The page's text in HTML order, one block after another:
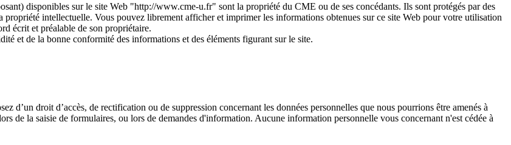
disponibles sur le site Web "http://www.cme-u.fr" sont la propriété du CME ou de ses concédants. Ils sont protégés par des
intellectuelle. Vous pouvez librement afficher et imprimer les informations obtenues sur ce site Web pour votre utilisation
écrit et préalable de son propriétaire.
et de la bonne conformité des informations et des éléments figurant sur le site.
droit d’accès, de rectification ou de suppression concernant les données personnelles que nous pourrions être amenés à
de la saisie de formulaires, ou lors de demandes d'information. Aucune information personnelle vous concernant n'est cédée à